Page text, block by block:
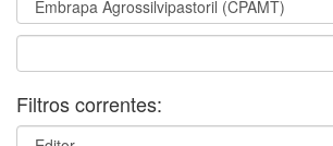
Filtros correntes: